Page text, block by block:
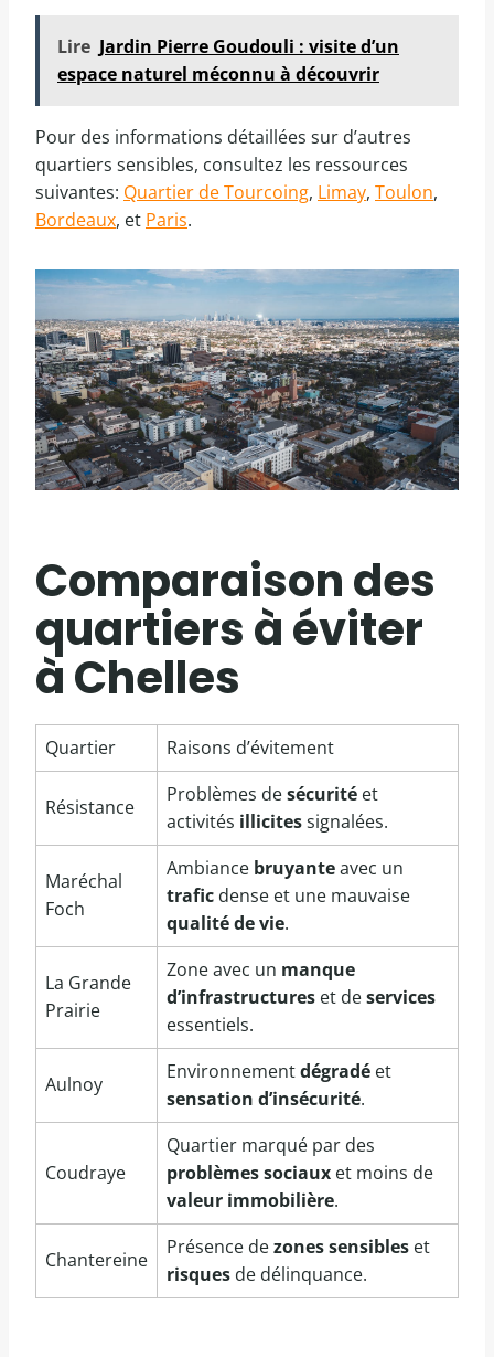
Lire Jardin Pierre Goudouli : visite d’un
espace naturel méconnu à découvrir
Pour des informations détaillées sur d’autres
quartiers sensibles, consultez les ressources
suivantes: Quartier de Tourcoing, Limay, Toulon,
Bordeaux, et Paris.
Comparaison des
quartiers à éviter
à Chelles
Quartier Raisons d’évitement
Résistance
Problèmes desécurité et
activités illicitessignalées.
Maréchal
Foch
Ambiance bruyanteavec un
trafic dense et une mauvaise
qualité de vie.
La Grande
Prairie
Zone avec un manque
d’infrastructures et deservices
essentiels.
Aulnoy
Environnementdégradé et
sensation d’insécurité.
Coudraye
Quartier marqué par des
problèmes sociaux et moins de
valeur immobilière.
Chantereine
Présence dezones sensibles et
risques de délinquance.